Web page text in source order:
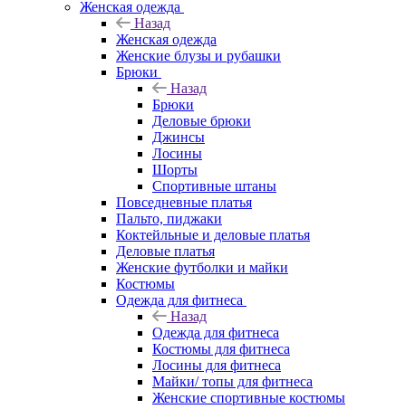
Женская одежда
Назад
Женская одежда
Женские блузы и рубашки
Брюки
Назад
Брюки
Деловые брюки
Джинсы
Лосины
Шорты
Спортивные штаны
Повседневные платья
Пальто, пиджаки
Коктейльные и деловые платья
Деловые платья
Женские футболки и майки
Костюмы
Одежда для фитнеса
Назад
Одежда для фитнеса
Костюмы для фитнеса
Лосины для фитнеса
Майки/ топы для фитнеса
Женские спортивные костюмы